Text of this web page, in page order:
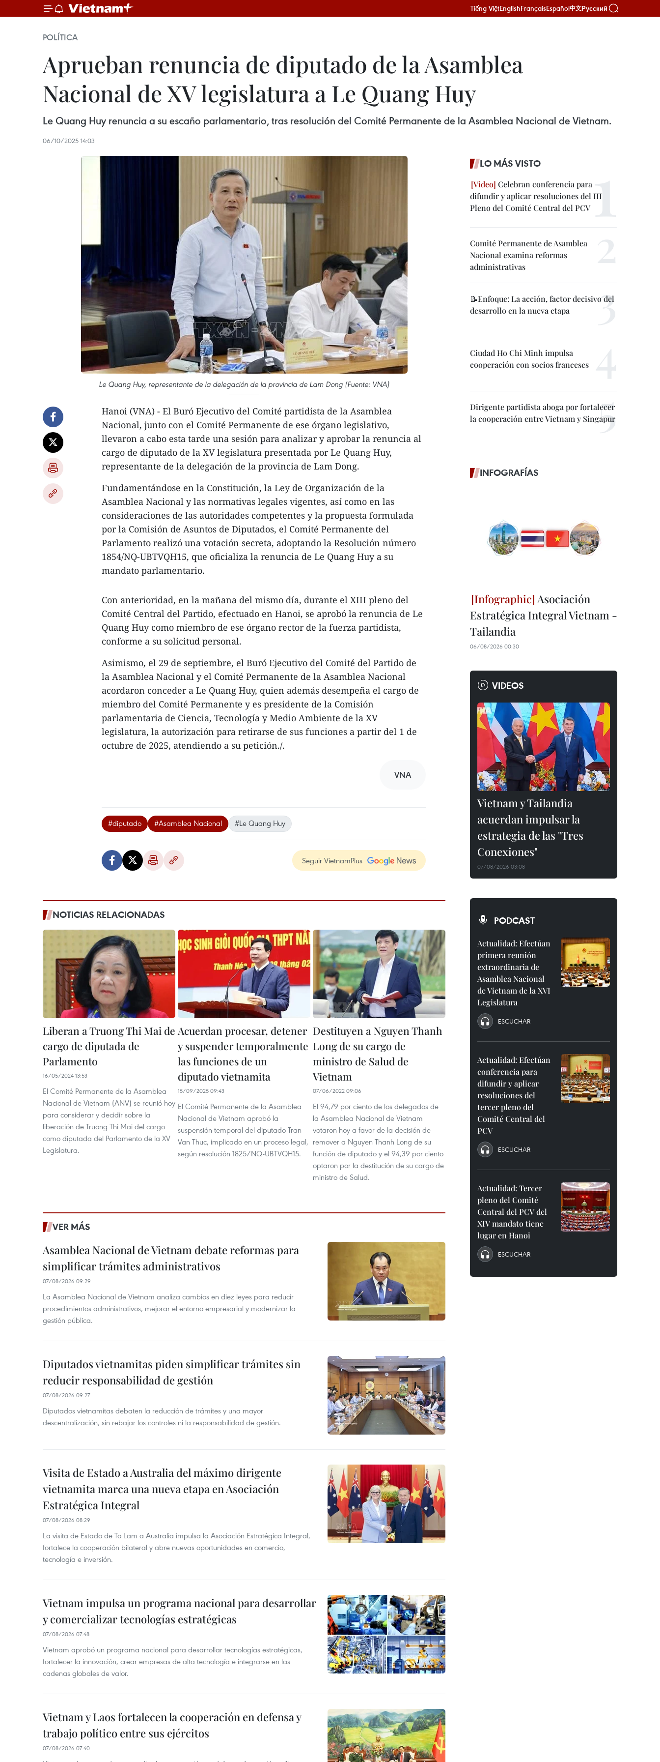
Tiếng ViệtEnglishFrançaisEspañol中文Русский
POLÍTICA
Aprueban renuncia de diputado de la Asamblea
Nacional de XV legislatura a Le Quang Huy
Le Quang Huy renuncia a su escaño parlamentario, tras resolución del Comité Permanente de la Asamblea Nacional de Vietnam.
06/10/2025 14:03
Le Quang Huy, representante de la delegación de la provincia de Lam Dong (Fuente: VNA)
Hanoi (VNA) - El Buró Ejecutivo del Comité partidista de la Asamblea
Nacional, junto con el Comité Permanente de ese órgano legislativo,
llevaron a cabo esta tarde una sesión para analizar y aprobar la renuncia al
cargo de diputado de la XV legislatura presentada por Le Quang Huy,
representante de la delegación de la provincia de Lam Dong.
Fundamentándose en la Constitución, la Ley de Organización de la
Asamblea Nacional y las normativas legales vigentes, así como en las
consideraciones de las autoridades competentes y la propuesta formulada
por la Comisión de Asuntos de Diputados, el Comité Permanente del
Parlamento realizó una votación secreta, adoptando la Resolución número
1854/NQ-UBTVQH15, que oficializa la renuncia de Le Quang Huy a su
mandato parlamentario.
Con anterioridad, en la mañana del mismo día, durante el XIII pleno del
Comité Central del Partido, efectuado en Hanoi, se aprobó la renuncia de Le
Quang Huy como miembro de ese órgano rector de la fuerza partidista,
conforme a su solicitud personal.
Asimismo, el 29 de septiembre, el Buró Ejecutivo del Comité del Partido de
la Asamblea Nacional y el Comité Permanente de la Asamblea Nacional
acordaron conceder a Le Quang Huy, quien además desempeña el cargo de
miembro del Comité Permanente y es presidente de la Comisión
parlamentaria de Ciencia, Tecnología y Medio Ambiente de la XV
legislatura, la autorización para retirarse de sus funciones a partir del 1 de
octubre de 2025, atendiendo a su petición./.
VNA
#diputado #Asamblea Nacional #Le Quang Huy
Seguir VietnamPlus
NOTICIAS RELACIONADAS
Liberan a Truong Thi Mai de
cargo de diputada de
Parlamento
16/05/2024 13:53
El Comité Permanente de la Asamblea
Nacional de Vietnam (ANV) se reunió hoy
para considerar y decidir sobre la
liberación de Truong Thi Mai del cargo
como diputada del Parlamento de la XV
Legislatura.
Acuerdan procesar, detener
y suspender temporalmente
las funciones de un
diputado vietnamita
15/09/2025 09:43
El Comité Permanente de la Asamblea
Nacional de Vietnam aprobó la
suspensión temporal del diputado Tran
Van Thuc, implicado en un proceso legal,
según resolución 1825/NQ-UBTVQH15.
Destituyen a Nguyen Thanh
Long de su cargo de
ministro de Salud de
Vietnam
07/06/2022 09:06
El 94,79 por ciento de los delegados de
la Asamblea Nacional de Vietnam
votaron hoy a favor de la decisión de
remover a Nguyen Thanh Long de su
función de diputado y el 94,39 por ciento
optaron por la destitución de su cargo de
ministro de Salud.
VER MÁS
Asamblea Nacional de Vietnam debate reformas para
simplificar trámites administrativos
07/08/2026 09:29
La Asamblea Nacional de Vietnam analiza cambios en diez leyes para reducir
procedimientos administrativos, mejorar el entorno empresarial y modernizar la
gestión pública.
Diputados vietnamitas piden simplificar trámites sin
reducir responsabilidad de gestión
07/08/2026 09:27
Diputados vietnamitas debaten la reducción de trámites y una mayor
descentralización, sin rebajar los controles ni la responsabilidad de gestión.
Visita de Estado a Australia del máximo dirigente
vietnamita marca una nueva etapa en Asociación
Estratégica Integral
07/08/2026 08:29
La visita de Estado de To Lam a Australia impulsa la Asociación Estratégica Integral,
fortalece la cooperación bilateral y abre nuevas oportunidades en comercio,
tecnología e inversión.
Vietnam impulsa un programa nacional para desarrollar
y comercializar tecnologías estratégicas
07/08/2026 07:48
Vietnam aprobó un programa nacional para desarrollar tecnologías estratégicas,
fortalecer la innovación, crear empresas de alta tecnología e integrarse en las
cadenas globales de valor.
Vietnam y Laos fortalecen la cooperación en defensa y
trabajo político entre sus ejércitos
07/08/2026 07:40
LO MÁS VISTO
Celebran conferencia para
difundir y aplicar resoluciones del III
Pleno del Comité Central del PCV
Comité Permanente de Asamblea
Nacional examina reformas
administrativas
📝Enfoque: La acción, factor decisivo del
desarrollo en la nueva etapa
Ciudad Ho Chi Minh impulsa
cooperación con socios franceses
Dirigente partidista aboga por fortalecer
la cooperación entre Vietnam y Singapur
INFOGRAFÍAS
Asociación
Estratégica Integral Vietnam -
Tailandia
06/08/2026 00:30
VIDEOS
Vietnam y Tailandia
acuerdan impulsar la
estrategia de las "Tres
Conexiones"
07/08/2026 03:08
PODCAST
Actualidad: Efectúan
primera reunión
extraordinaria de
Asamblea Nacional
de Vietnam de la XVI
Legislatura
ESCUCHAR
Actualidad: Efectúan
conferencia para
difundir y aplicar
resoluciones del
tercer pleno del
Comité Central del
PCV
ESCUCHAR
Actualidad: Tercer
pleno del Comité
Central del PCV del
XIV mandato tiene
lugar en Hanoi
ESCUCHAR